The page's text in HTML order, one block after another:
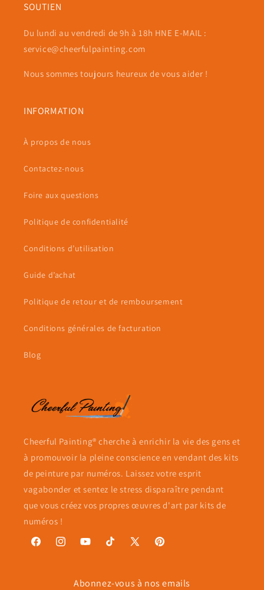
SOUTIEN
Du lundi au vendredi de 9h à 18h HNE E-MAIL :
service@cheerfulpainting.com
Nous sommes toujours heureux de vous aider !
INFORMATION
À propos de nous
Contactez-nous
Foire aux questions
Politique de confidentialité
Conditions d’utilisation
Guide d’achat
Politique de retour et de remboursement
Conditions générales de facturation
Blog
Cheerful Painting® cherche à enrichir la vie des gens et
à promouvoir la pleine conscience en vendant des kits
de peinture par numéros. Laissez votre esprit
vagabonder et sentez le stress disparaître pendant
que vous créez vos propres œuvres d'art par kits de
numéros !
FacebookInstagramYouTubeTikTok
X
Pinterest
Abonnez-vous à nos emails